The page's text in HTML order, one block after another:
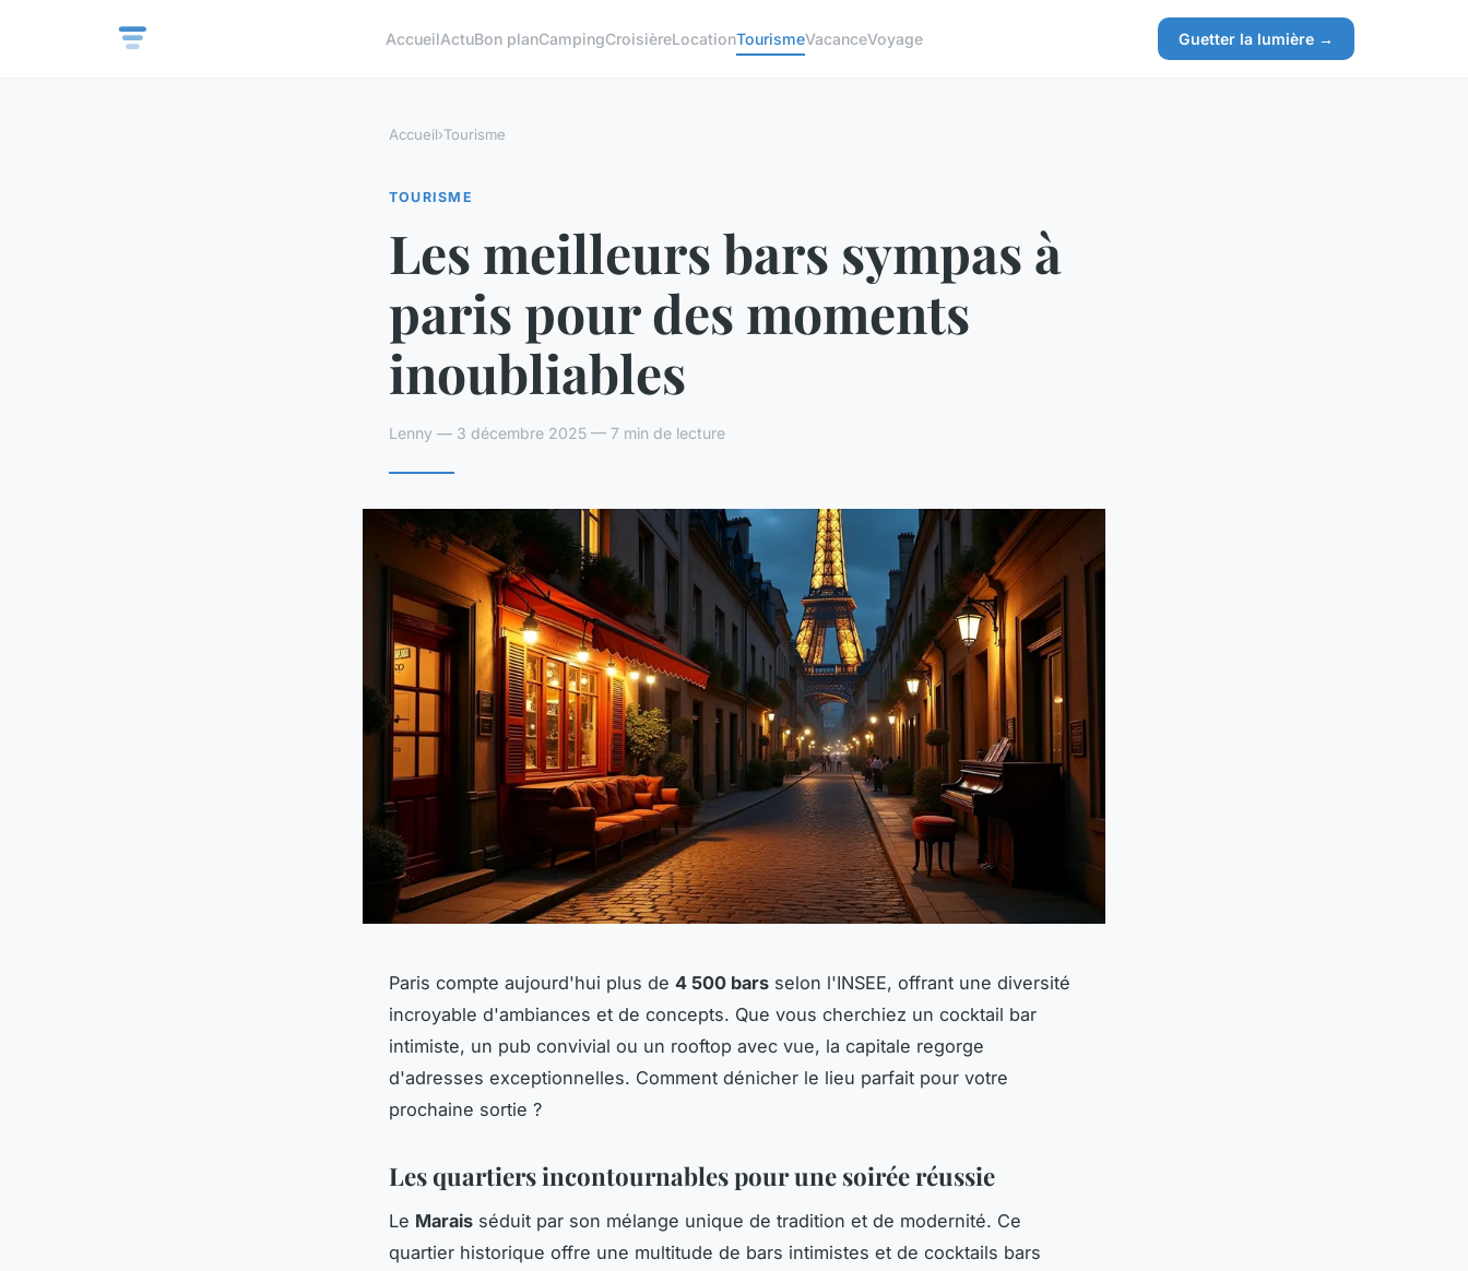
AccueilActuBon planCampingCroisièreLocationTourismeVacanceVoyage Guetter la lumière →
Accueil›Tourisme
TOURISME
Les meilleurs bars sympas à
paris pour des moments
inoubliables
Lenny — 3 décembre 2025 — 7 min de lecture
Paris compte aujourd'hui plus de 4 500 bars selon l'INSEE, offrant une diversité
incroyable d'ambiances et de concepts. Que vous cherchiez un cocktail bar
intimiste, un pub convivial ou un rooftop avec vue, la capitale regorge
d'adresses exceptionnelles. Comment dénicher le lieu parfait pour votre
prochaine sortie ?
Les quartiers incontournables pour une soirée réussie
Le Marais séduit par son mélange unique de tradition et de modernité. Ce
quartier historique offre une multitude de bars intimistes et de cocktails bars